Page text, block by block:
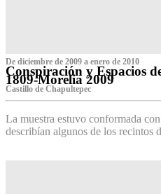
De diciembre de 2009 a enero de 2010
Conspiración y Espacios
1809-Morelia 2009
Castillo de Chapultepec
La muestra estuvo conformada
describían algunos de los recintos